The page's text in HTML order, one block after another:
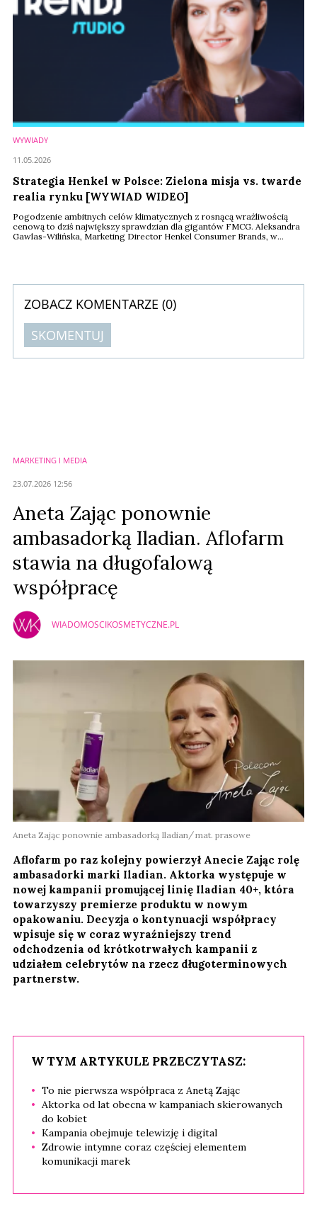
WYWIADY
Strategia Henkel w Polsce: Zielona misja vs. twarde
realia rynku [WYWIAD WIDEO]
Pogodzenie ambitnych celów klimatycznych z rosnącą wrażliwością
cenową to dziś największy sprawdzian dla gigantów FMCG. Aleksandra
Gawlas-Wilińska, Marketing Director Henkel Consumer Brands, w
11.05.2026
ZOBACZ KOMENTARZE (0)
SKOMENTUJ
MARKETING I MEDIA
23.07.2026 12:56
Aneta Zając ponownie
ambasadorką Iladian. Aflofarm
stawia na długofalową
współpracę
WIADOMOSCIKOSMETYCZNE.PL
Aneta Zając ponownie ambasadorką Iladian mat. prasowe
Aflofarm po raz kolejny powierzył Anecie Zając rolę
ambasadorki marki Iladian. Aktorka występuje w
nowej kampanii promującej linię Iladian 40+, która
towarzyszy premierze produktu w nowym
opakowaniu. Decyzja o kontynuacji współpracy
wpisuje się w coraz wyraźniejszy trend
odchodzenia od krótkotrwałych kampanii z
udziałem celebrytów na rzecz długoterminowych
partnerstw.
W TYM ARTYKULE PRZECZYTASZ:
To nie pierwsza współpraca z Anetą Zając
Aktorka od lat obecna w kampaniach skierowanych
do kobiet
Kampania obejmuje telewizję i digital
Zdrowie intymne coraz częściej elementem
komunikacji marek